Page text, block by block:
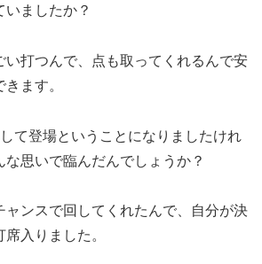
ましたか？
い打つんで、点も取ってくれるんで安
ます。
て登場ということになりましたけれ
な思いで臨んだんでしょうか？
ャンスで回してくれたんで、自分が決
入りました。